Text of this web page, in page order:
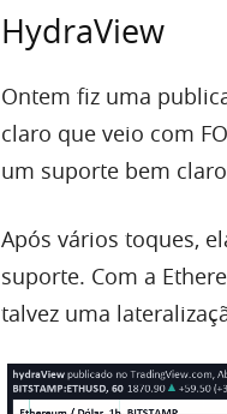
HydraView
Ontem fiz uma
claro que veio com
um suporte bem
Após vários toques,
suporte. Com a
talvez uma